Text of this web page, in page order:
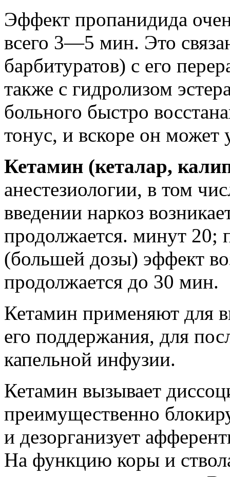
Эффект пропанидида
всего 3—5 мин. Это
барбитуратов) с его
также с гидролизом
больного быстро
тонус, и вскоре он может
Кетамин (кеталар,
анестезиологии, в том
введении наркоз
продолжается. минут
(большей дозы) эффект
продолжается до 30 мин.
Кетамин применяют для
его поддержания, для
капельной инфузии.
Кетамин вызывает
преимущественно
и дезорганизует
На функцию коры и